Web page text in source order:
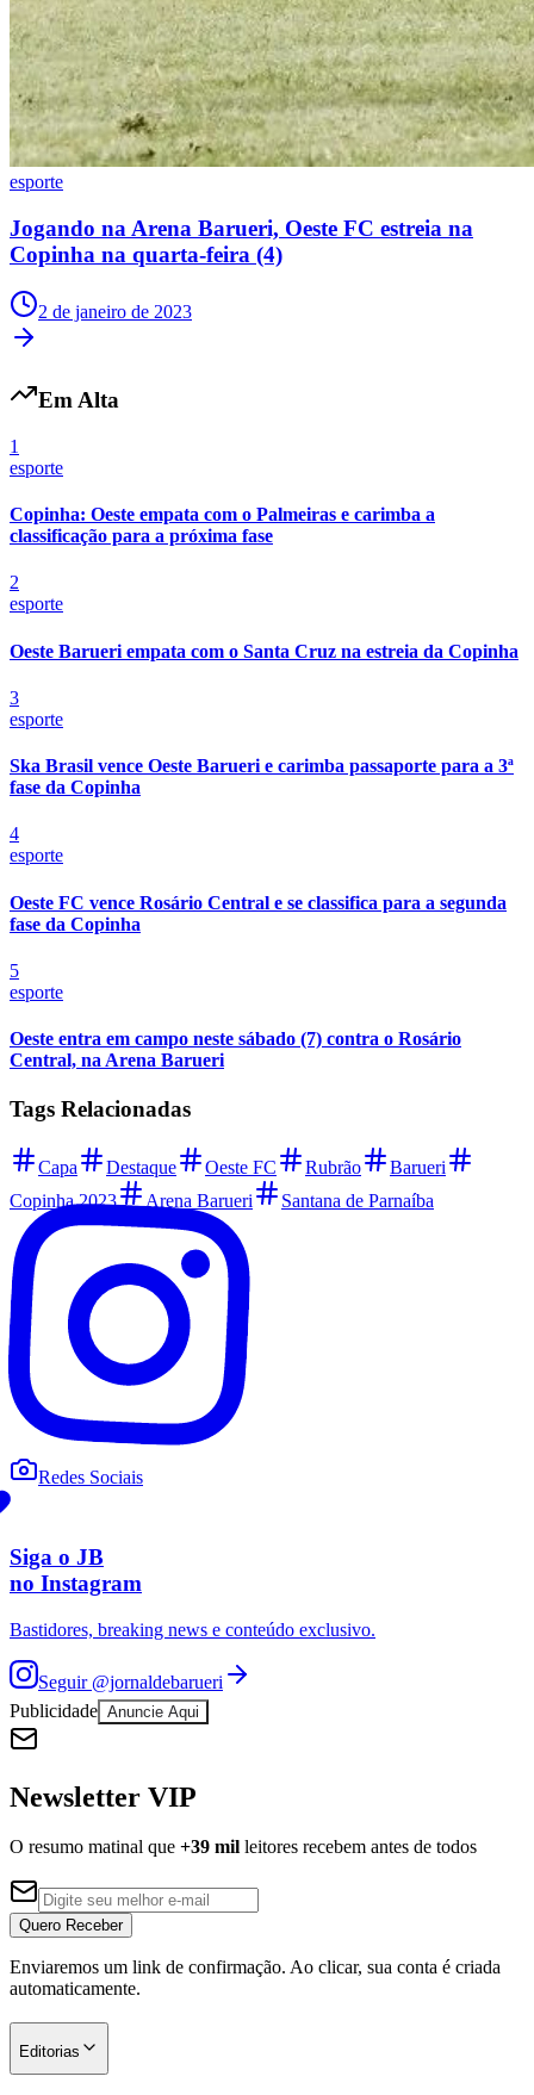
Bragantino
esporte
Jogando na Arena Barueri, Oeste FC estreia na
Copinha na quarta-feira (4)
2 de janeiro de 2023
Em Alta
1
esporte
Copinha: Oeste empata com o Palmeiras e carimba a
classificação para a próxima fase
2
esporte
Oeste Barueri empata com o Santa Cruz na estreia da Copinha
3
esporte
Ska Brasil vence Oeste Barueri e carimba passaporte para a 3ª
fase da Copinha
4
esporte
Oeste FC vence Rosário Central e se classifica para a segunda
fase da Copinha
5
esporte
Oeste entra em campo neste sábado (7) contra o Rosário
Central, na Arena Barueri
Tags Relacionadas
Capa Destaque Oeste FC Rubrão
Barueri
Copinha 2023
Arena Barueri Santana de Parnaíba
Redes Sociais
Siga o JB
no Instagram
Bastidores, breaking news e conteúdo exclusivo.
Seguir @jornaldebarueri
Publicidade Anuncie Aqui
Newsletter VIP
O resumo matinal que +39 mil leitores recebem antes de todos
Quero Receber
Enviaremos um link de confirmação. Ao clicar, sua conta é criada
automaticamente.
Editorias